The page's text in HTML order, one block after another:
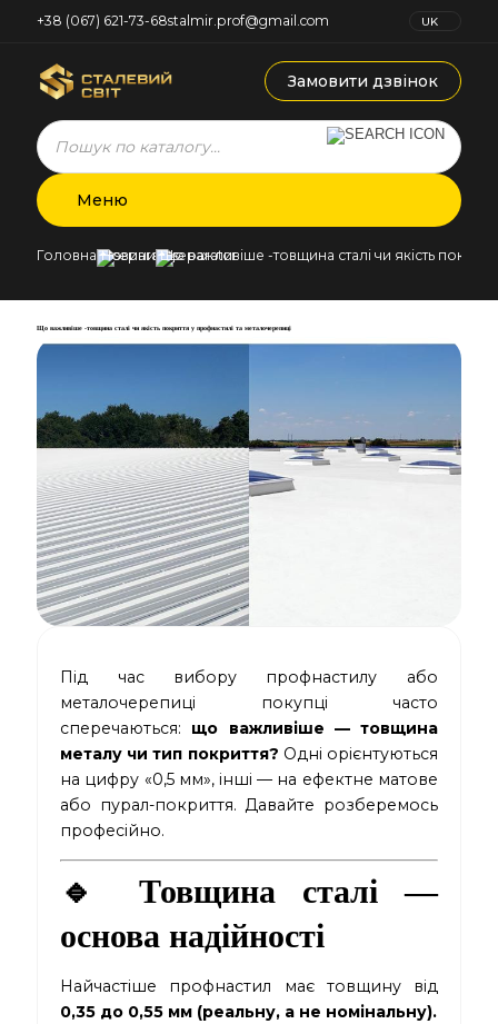
+38 (067) 621-73-68stalmir.prof@gmail.com
UK
Замовити дзвінок
Products
search
Меню
Головна Новини Що важливіше -товщина сталі чи якість
Що важливіше -товщина сталі чи якість покриття у профнастилі та металочерепиці
Під час вибору профнастилу або
металочерепиці покупці часто
сперечаються: що важливіше — товщина
металу чи тип покриття? Одні орієнтуються
на цифру «0,5 мм», інші — на ефектне матове
або пурал-покриття. Давайте розберемось
професійно.
🔹 Товщина сталі —
основа надійності
Найчастіше профнастил має товщину від
0,35 до 0,55 мм (реальну, а не номінальну).